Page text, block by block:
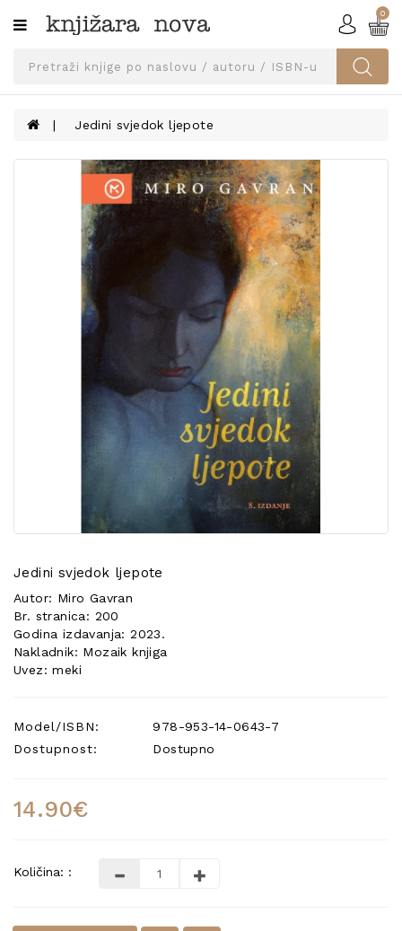
Kategorije
SVEUČILIŠNA
UDŽBENICI
KNJIGE
UDŽBENIKE!
0
Jedini svjedok ljepote
Jedini svjedok ljepote
Autor: Miro Gavran
Br. stranica: 200
Godina izdavanja: 2023.
Nakladnik: Mozaik knjiga
Uvez: meki
Model/ISBN:
978-953-14-0643-7
Dostupnost:
Dostupno
14.90€
Količina: :